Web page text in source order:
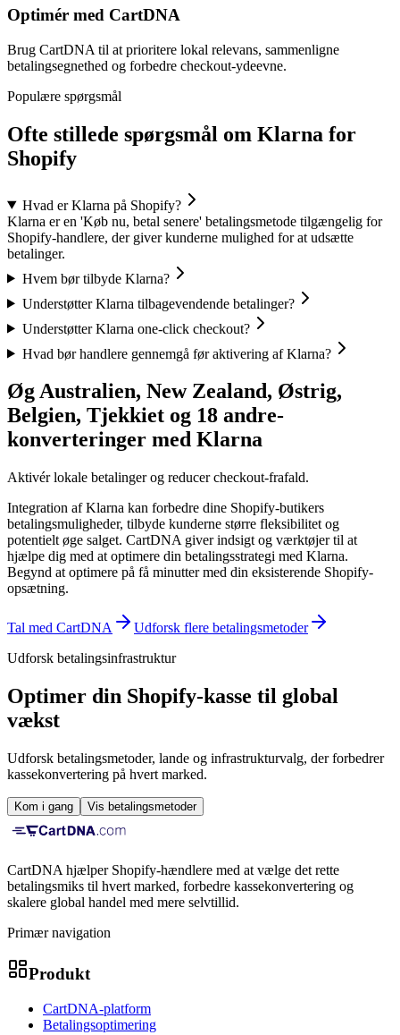
Optimér med CartDNA
Brug CartDNA til at prioritere lokal relevans, sammenligne
betalingsegnethed og forbedre checkout-ydeevne.
Populære spørgsmål
Ofte stillede spørgsmål om Klarna for
Shopify
Hvad er Klarna på Shopify?
Klarna er en 'Køb nu, betal senere' betalingsmetode tilgængelig for
Shopify-handlere, der giver kunderne mulighed for at udsætte
betalinger.
Hvem bør tilbyde Klarna?
Understøtter Klarna tilbagevendende betalinger?
Understøtter Klarna one-click checkout?
Hvad bør handlere gennemgå før aktivering af Klarna?
Øg Australien, New Zealand, Østrig,
Belgien, Tjekkiet og 18 andre-
konverteringer med Klarna
Aktivér lokale betalinger og reducer checkout-frafald.
Integration af Klarna kan forbedre dine Shopify-butikers
betalingsmuligheder, tilbyde kunderne større fleksibilitet og
potentielt øge salget. CartDNA giver indsigt og værktøjer til at
hjælpe dig med at optimere din betalingsstrategi med Klarna.
Begynd at optimere på få minutter med din eksisterende Shopify-
opsætning.
Tal med CartDNA
Udforsk flere betalingsmetoder
Udforsk betalingsinfrastruktur
Optimer din Shopify-kasse til global
vækst
Udforsk betalingsmetoder, lande og infrastrukturvalg, der forbedrer
kassekonvertering på hvert marked.
Kom i gang Vis betalingsmetoder
CartDNA hjælper Shopify-hændlere med at vælge det rette
betalingsmiks til hvert marked, forbedre kassekonvertering og
skalere global handel med mere selvtillid.
Primær navigation
Produkt
CartDNA-platform
Betalingsoptimering